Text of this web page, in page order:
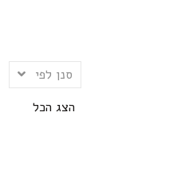
סנן לפי
הצג הכל